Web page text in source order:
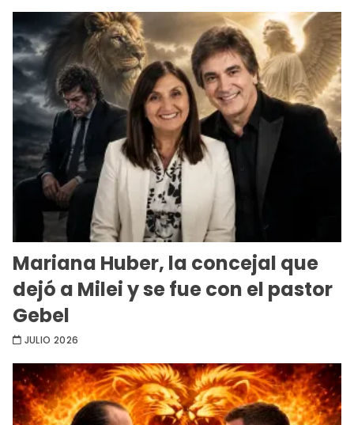
Mariana Huber, la concejal que
dejó a Milei y se fue con el pastor
Gebel
JULIO 2026